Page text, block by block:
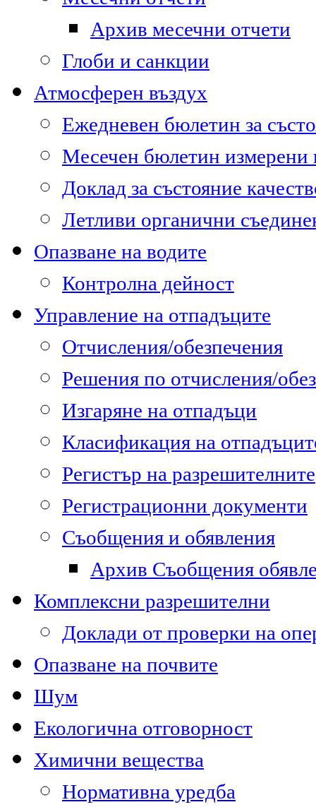
Архив месечни отчети
Глоби и санкции
Атмосферен въздух
Ежедневен бюлетин за
Месечен бюлетин
Доклад за състояние
Летливи органични
Опазване на водите
Контролна дейност
Управление на отпадъците
Отчисления/обезпечения
Решения по отчисления/
Изгаряне на отпадъци
Класификация на
Регистър на разрешителните
Регистрационни документи
Съобщения и обявления
Архив Съобщения
Комплексни разрешителни
Доклади от проверки на
Опазване на почвите
Шум
Екологична отговорност
Химични вещества
Нормативна уредба